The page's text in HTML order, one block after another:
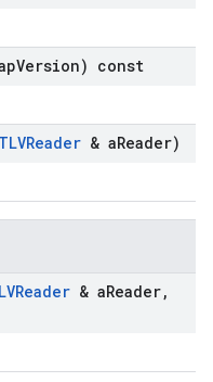
Version) const
TLVReader & aReader)
& aReader,